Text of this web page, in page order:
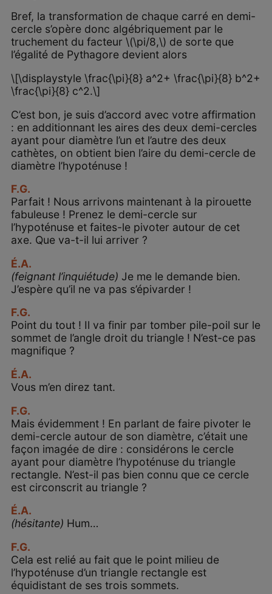
Bref, la transformation de chaque carré en demi-
cercle s’opère donc algébriquement par le
truchement du facteur \(\pi/8,\) de sorte que
l’égalité de Pythagore devient alors
\[\displaystyle \frac{\pi}{8} a^2+ \frac{\pi}{8} b^2+
\frac{\pi}{8} c^2.\]
C’est bon, je suis d’accord avec votre affirmation
: en additionnant les aires des deux demi-cercles
ayant pour diamètre l’un et l’autre des deux
cathètes, on obtient bien l’aire du demi-cercle de
diamètre l’hypoténuse !
F.G.
Parfait ! Nous arrivons maintenant à la pirouette
fabuleuse ! Prenez le demi-cercle sur
l’hypoténuse et faites-le pivoter autour de cet
axe. Que va-t-il lui arriver ?
É.A.
(feignant l’inquiétude) Je me le demande bien.
J’espère qu’il ne va pas s’épivarder !
F.G.
Point du tout ! Il va finir par tomber pile-poil sur le
sommet de l’angle droit du triangle ! N’est-ce pas
magnifique ?
É.A.
Vous m’en direz tant.
F.G.
Mais évidemment ! En parlant de faire pivoter le
demi-cercle autour de son diamètre, c’était une
façon imagée de dire : considérons le cercle
ayant pour diamètre l’hypoténuse du triangle
rectangle. N’est-il pas bien connu que ce cercle
est circonscrit au triangle ?
É.A.
(hésitante) Hum…
F.G.
Cela est relié au fait que le point milieu de
l’hypoténuse d’un triangle rectangle est
équidistant de ses trois sommets.